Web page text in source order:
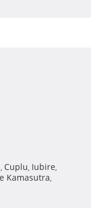
, Cuplu, Iubire,
Kamasutra,